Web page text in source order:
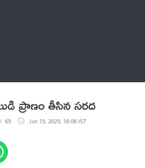
ప్రాణం తీసిన సరద
65 Jun 15, 2025, 16:06 IST